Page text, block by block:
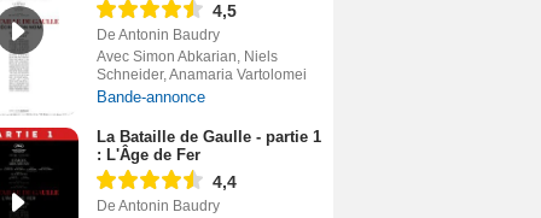
4,5
De Antonin Baudry
Avec Simon Abkarian, Niels
Schneider, Anamaria Vartolomei
Bande-annonce
La Bataille de Gaulle - partie 1
: L'Âge de Fer
4,4
De Antonin Baudry